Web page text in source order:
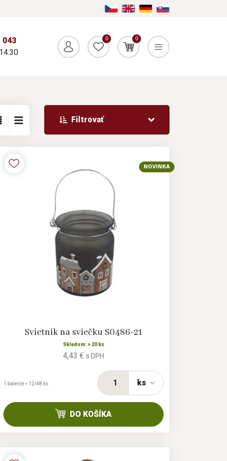
043
0 0
Filtrovať
NOVINKA
Svietnik na sviečku S0486-21
Skladom: > 20 ks
4,43 € s DPH
ks
1 balenie = 12/48 ks
DO KOŠÍKA